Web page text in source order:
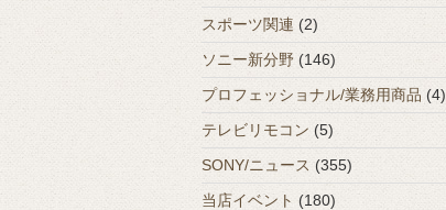
スポーツ関連 (2)
ソニー新分野 (146)
プロフェッショナル/業務用商品 (4)
テレビリモコン (5)
SONY/ニュース (355)
当店イベント (180)